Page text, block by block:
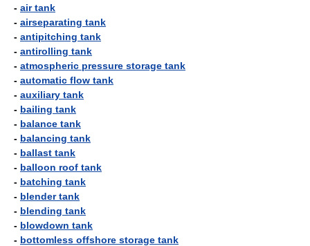
- air tank
- airseparating tank
- antipitching tank
- antirolling tank
- atmospheric pressure storage tank
- automatic flow tank
- auxiliary tank
- bailing tank
- balance tank
- balancing tank
- ballast tank
- balloon roof tank
- batching tank
- blender tank
- blending tank
- blowdown tank
- bottomless offshore storage tank